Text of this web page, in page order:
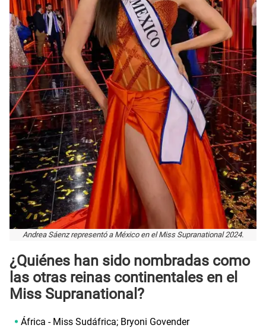
Andrea Sáenz representó a México en el Miss Supranational 2024.
¿Quiénes han sido nombradas como
las otras reinas continentales en el
Miss Supranational?
África - Miss Sudáfrica; Bryoni Govender